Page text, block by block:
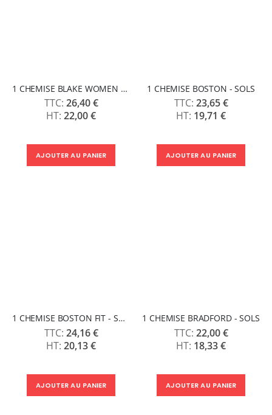
1 CHEMISE BLAKE WOMEN - SOLS
26,40 €
22,00 €
AJOUTER AU PANIER
1 CHEMISE BOSTON - SOLS
23,65 €
19,71 €
AJOUTER AU PANIER
1 CHEMISE BOSTON FIT - SOLS
24,16 €
20,13 €
AJOUTER AU PANIER
1 CHEMISE BRADFORD - SOLS
22,00 €
18,33 €
AJOUTER AU PANIER